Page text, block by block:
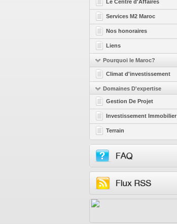
Le Centre d'Affaires
Services M2 Maroc
Nos honoraires
Liens
Pourquoi le Maroc?
Climat d'investissement
Domaines D'expertise
Gestion De Projet
Investissement Immobilier
Terrain